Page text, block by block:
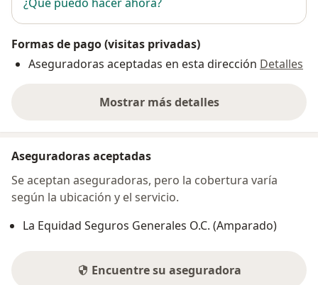
Formas de pago (visitas privadas)
Aseguradoras aceptadas en esta dirección Detalles
Mostrar más detalles
sobre la dirección
Aseguradoras aceptadas
Se aceptan aseguradoras, pero la cobertura varía
según la ubicación y el servicio.
La Equidad Seguros Generales O.C. (Amparado)
Encuentre su aseguradora